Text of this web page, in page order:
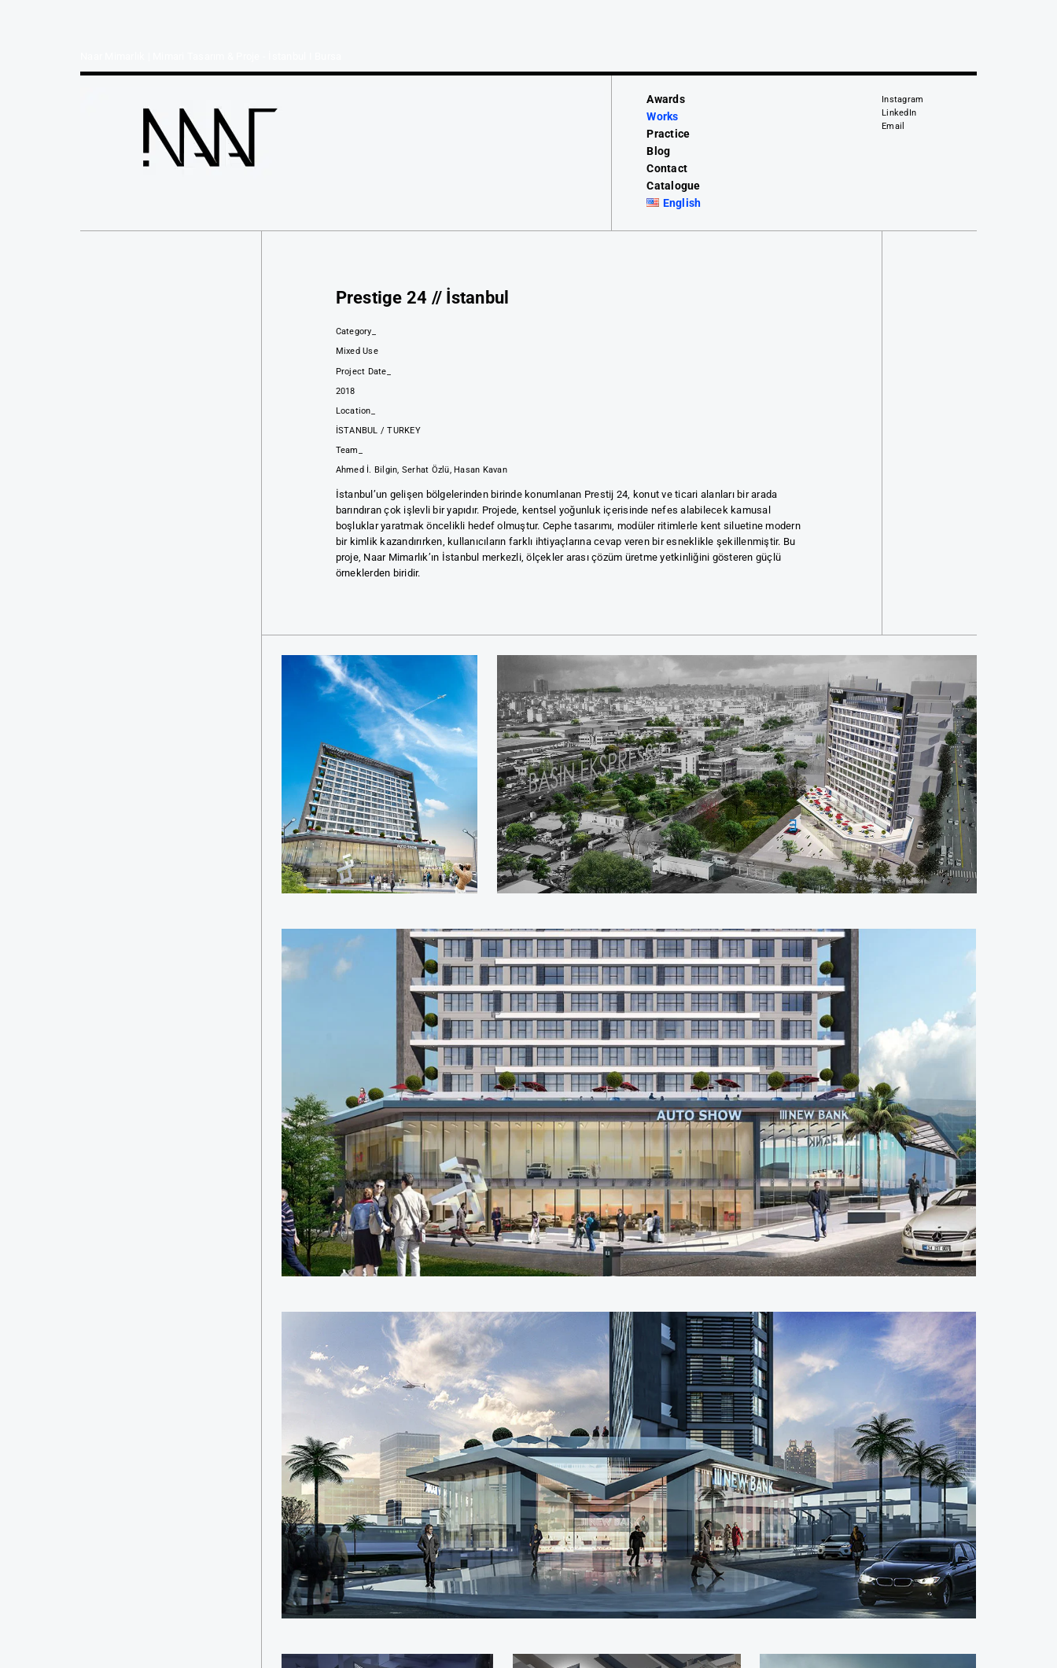
Awards
Works
Practice
Blog
Contact
Catalogue
English
Instagram
LinkedIn
Email
Prestige 24 // İstanbul
Category_
Mixed Use
Project Date_
2018
Location_
İSTANBUL / TURKEY
Team_
Ahmed İ. Bilgin, Serhat Özlü, Hasan Kavan
İstanbul’un gelişen bölgelerinden birinde konumlanan Prestij 24, konut ve ticari alanları bir arada
barındıran çok işlevli bir yapıdır. Projede, kentsel yoğunluk içerisinde nefes alabilecek kamusal
boşluklar yaratmak öncelikli hedef olmuştur. Cephe tasarımı, modüler ritimlerle kent siluetine modern
bir kimlik kazandırırken, kullanıcıların farklı ihtiyaçlarına cevap veren bir esneklikle şekillenmiştir. Bu
proje, Naar Mimarlık’ın İstanbul merkezli, ölçekler arası çözüm üretme yetkinliğini gösteren güçlü
örneklerden biridir.